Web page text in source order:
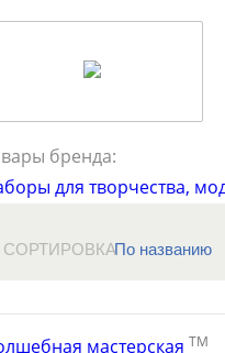
бренда:
для творчества,
СОРТИРОВКАПо названию
мастерская TM